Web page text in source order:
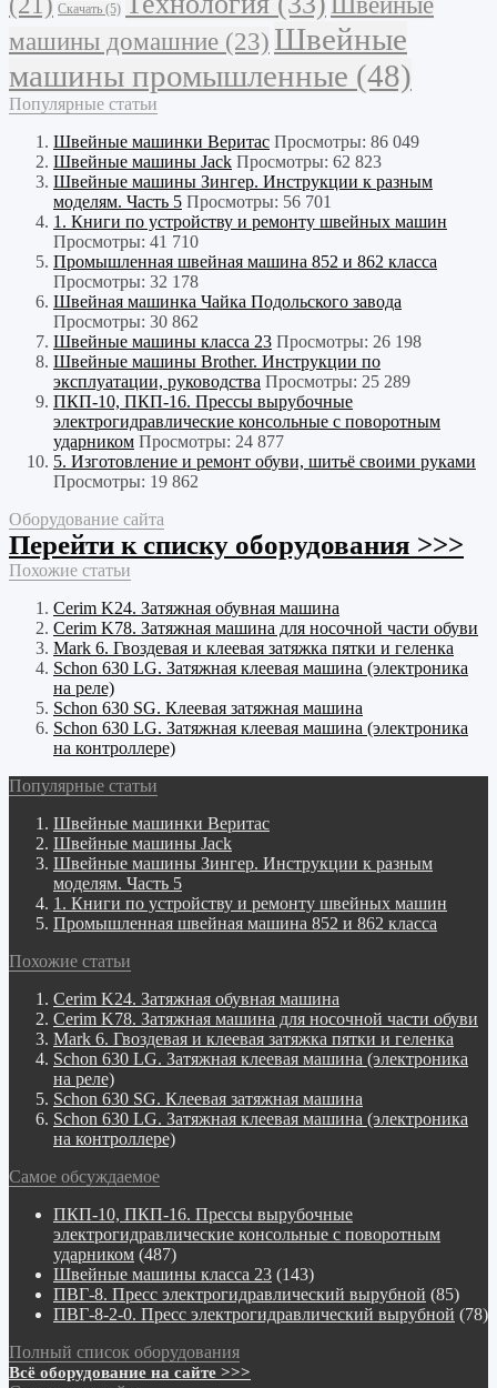
Скачать (5)
машины домашние (23) Швейные
машины промышленные (48)
Популярные статьи
Швейные машинки Веритас Просмотры: 86 049
Швейные машины Jack Просмотры: 62 823
Швейные машины Зингер. Инструкции к разным
моделям. Часть 5 Просмотры: 56 701
1. Книги по устройству и ремонту швейных машин
Просмотры: 41 710
Промышленная швейная машина 852 и 862 класса
Просмотры: 32 178
Швейная машинка Чайка Подольского завода
Просмотры: 30 862
Швейные машины класса 23 Просмотры: 26 198
Швейные машины Brother. Инструкции по
эксплуатации, руководства Просмотры: 25 289
ПКП-10, ПКП-16. Прессы вырубочные
электрогидравлические консольные с поворотным
ударником Просмотры: 24 877
5. Изготовление и ремонт обуви, шитьё своими руками
Просмотры: 19 862
Оборудование сайта
Перейти к списку оборудования >>>
Похожие статьи
Cerim K24. Затяжная обувная машина
Cerim K78. Затяжная машина для носочной части обуви
Mark 6. Гвоздевая и клеевая затяжка пятки и геленка
Schon 630 LG. Затяжная клеевая машина (электроника
на реле)
Schon 630 SG. Клеевая затяжная машина
Schon 630 LG. Затяжная клеевая машина (электроника
на контроллере)
Популярные статьи
Швейные машинки Веритас
Швейные машины Jack
Швейные машины Зингер. Инструкции к разным
моделям. Часть 5
1. Книги по устройству и ремонту швейных машин
Промышленная швейная машина 852 и 862 класса
Похожие статьи
Cerim K24. Затяжная обувная машина
Cerim K78. Затяжная машина для носочной части обуви
Mark 6. Гвоздевая и клеевая затяжка пятки и геленка
Schon 630 LG. Затяжная клеевая машина (электроника
на реле)
Schon 630 SG. Клеевая затяжная машина
Schon 630 LG. Затяжная клеевая машина (электроника
на контроллере)
Самое обсуждаемое
ПКП-10, ПКП-16. Прессы вырубочные
электрогидравлические консольные с поворотным
ударником (487)
Швейные машины класса 23 (143)
ПВГ-8. Пресс электрогидравлический вырубной (85)
ПВГ-8-2-0. Пресс электрогидравлический вырубной (78)
Полный список оборудования
Всё оборудование на сайте >>>